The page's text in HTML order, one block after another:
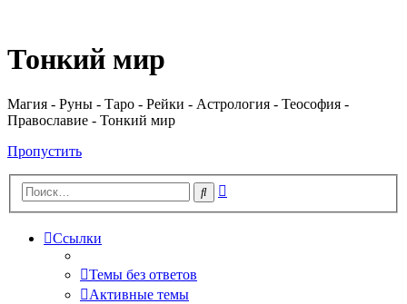
Тонкий мир
Магия - Руны - Таро - Рейки - Астрология - Теософия -
Православие - Тонкий мир
Пропустить
Поиск
Ссылки
Темы без ответов
Активные темы